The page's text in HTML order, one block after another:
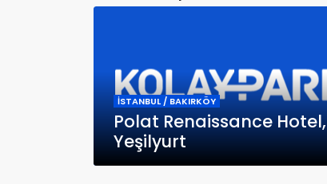
İSTANBUL / BAKIRKÖY
Polat Renaissance Hotel,
Yeşilyurt